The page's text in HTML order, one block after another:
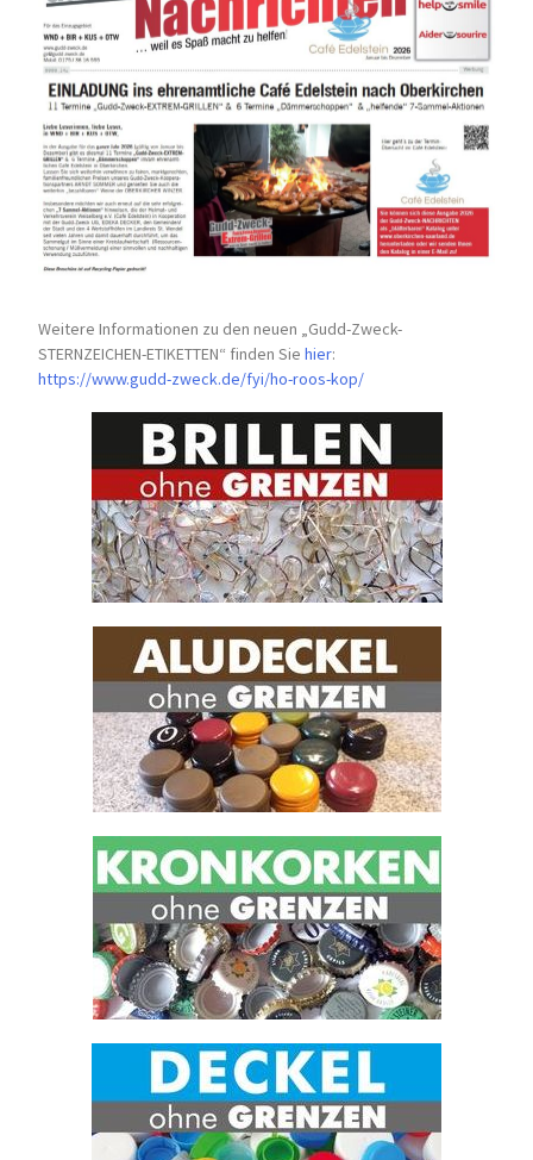
Weitere Informationen zu den neuen „Gudd-Zweck-
STERNZEICHEN-ETIKETTEN“ finden Siehier:
https://www.gudd-zweck.de/fyi/ho-roos-kop/